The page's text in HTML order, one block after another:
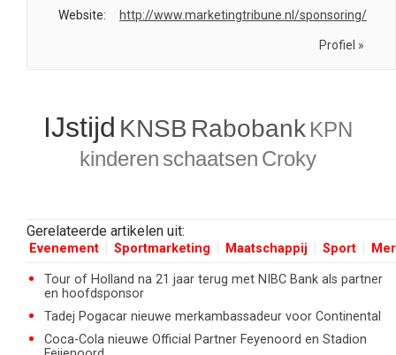
Website:
http://www.marketingtribune.nl/sponsoring/
Profiel »
IJstijd KNSB Rabobank KPN
kinderen schaatsen Croky
Gerelateerde artikelen uit:
Evenement Sportmarketing Maatschappij Sport
Tour of Holland na 21 jaar terug met NIBC Bank als partner
en hoofdsponsor
Tadej Pogacar nieuwe merkambassadeur voor Continental
Coca-Cola nieuwe Official Partner Feyenoord en Stadion